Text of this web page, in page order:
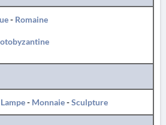
- Romaine
Lampe- Monnaie-Sculpture